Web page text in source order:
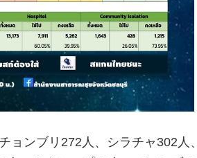
ョンブリ272人、シラチャ302人、